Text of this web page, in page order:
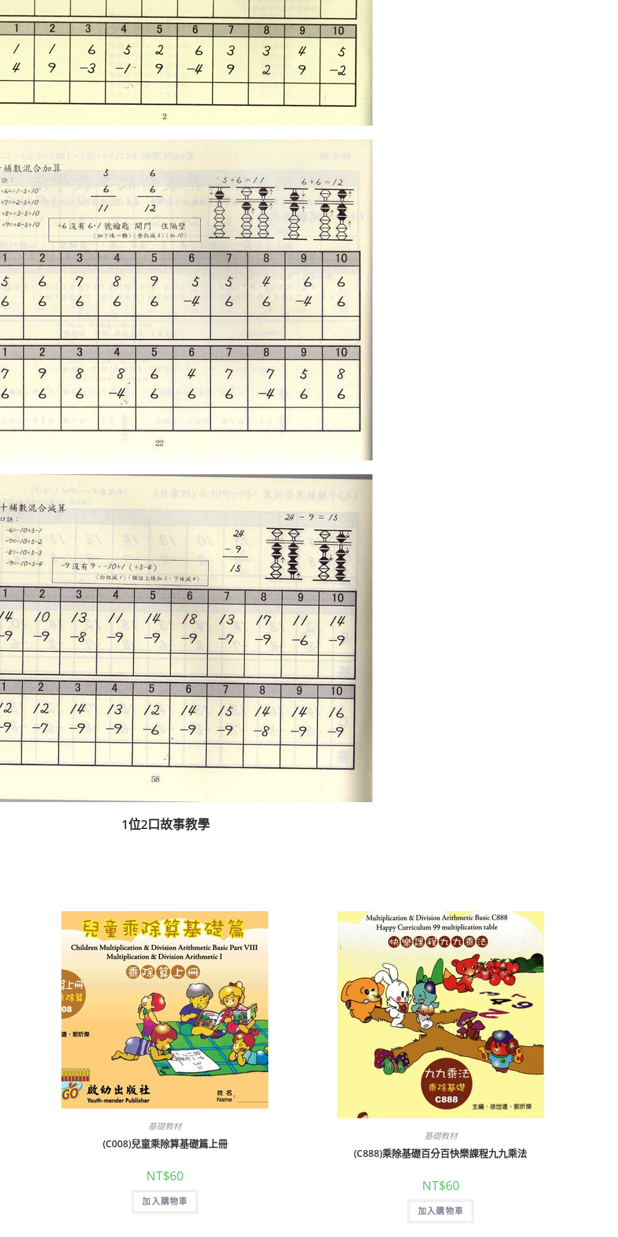
1位2口故事教學
基礎教材
(C008)兒童乘除算基礎篇上冊
NT$60
加入購物車
基礎教材
(C888)乘除基礎百分百快樂課程九九乘法
NT$60
加入購物車